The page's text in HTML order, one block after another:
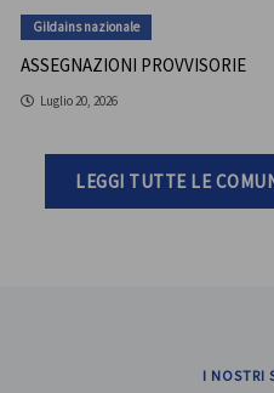
Gildains nazionale
ASSEGNAZIONI PROVVISORIE
Luglio 20, 2026
LEGGI TUTTE LE
I NOSTRI